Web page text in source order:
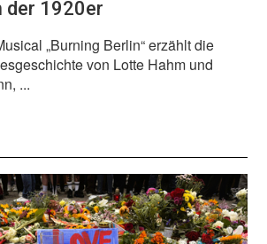
der 1920er
„Burning Berlin“ erzählt die
von Lotte Hahm und
...